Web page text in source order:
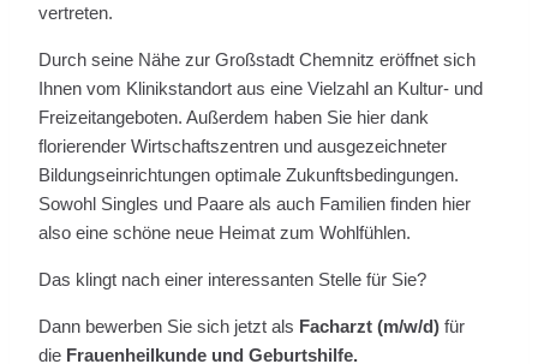
vertreten.
Durch seine Nähe zur Großstadt Chemnitz eröffnet sich
Ihnen vom Klinikstandort aus eine Vielzahl an Kultur- und
Freizeitangeboten. Außerdem haben Sie hier dank
florierender Wirtschaftszentren und ausgezeichneter
Bildungseinrichtungen optimale Zukunftsbedingungen.
Sowohl Singles und Paare als auch Familien finden hier
also eine schöne neue Heimat zum Wohlfühlen.
Das klingt nach einer interessanten Stelle für Sie?
Dann bewerben Sie sich jetzt als Facharzt (m/w/d) für
die Frauenheilkunde und Geburtshilfe.